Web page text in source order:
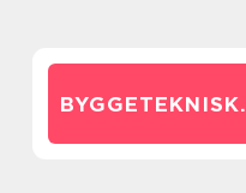
BYGGETEKNISK.